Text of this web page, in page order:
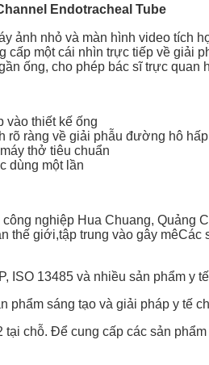
Endotracheal Tube
ảnh nhỏ và màn hình video tích
cấp một cái nhìn trực tiếp về giải
ống, cho phép bác sĩ trực quan
vào thiết kế ống
rõ ràng về giải phẫu đường hô hấp
thở tiêu chuẩn
dùng một lần
nghiệp Hua Chuang,
thế giới,tập trung vào gây
ISO 13485 và nhiều sản phẩm y
phẩm sáng tạo và giải pháp y tế
chỗ. Để cung cấp các sản